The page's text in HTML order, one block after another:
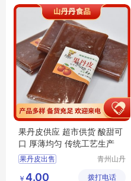
果丹皮供应 超市供货 酸甜可
口 厚薄均匀 传统工艺生产
果丹皮出售
青州山丹
限公司
￥ 4.00 拨打电话